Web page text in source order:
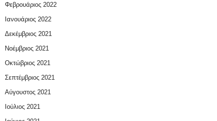
Φεβρουάριος 2022
Ιανουάριος 2022
Δεκέμβριος 2021
Νοέμβριος 2021
Οκτώβριος 2021
Σεπτέμβριος 2021
Αύγουστος 2021
Ιούλιος 2021